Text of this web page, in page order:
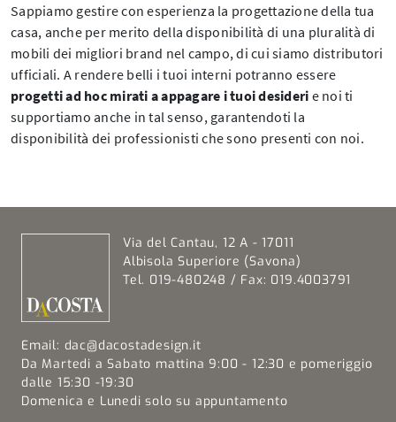
Sappiamo gestire con esperienza la progettazione della tua
casa, anche per merito della disponibilità di una pluralità di
mobili dei migliori brand nel campo, di cui siamo distributori
ufficiali. A rendere belli i tuoi interni potranno essere
progetti ad hoc mirati a appagare i tuoi desideri e noi ti
supportiamo anche in tal senso, garantendoti la
disponibilità dei professionisti che sono presenti con noi.
Via del Cantau, 12 A - 17011
Albisola Superiore (Savona)
Tel. 019-480248 / Fax: 019.4003791
Email: dac@dacostadesign.it
Da Martedi a Sabato mattina 9:00 - 12:30 e pomeriggio
dalle 15:30 -19:30
Domenica e Lunedi solo su appuntamento